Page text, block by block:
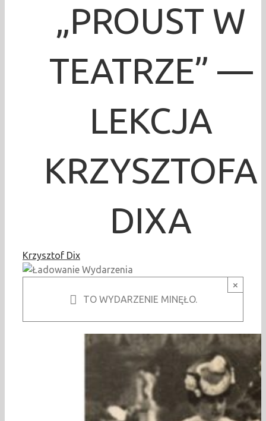
„PROUST W
TEATRZE” —
LEKCJA
KRZYSZTOFA
DIXA
Krzysztof Dix
×
TO WYDARZENIE MINĘŁO.